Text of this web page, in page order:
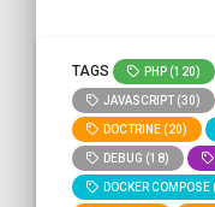
TAGS PHP (120)
JAVASCRIPT (30)
DOCTRINE (20)
DEBUG (18)
DOCKER COMPOSE